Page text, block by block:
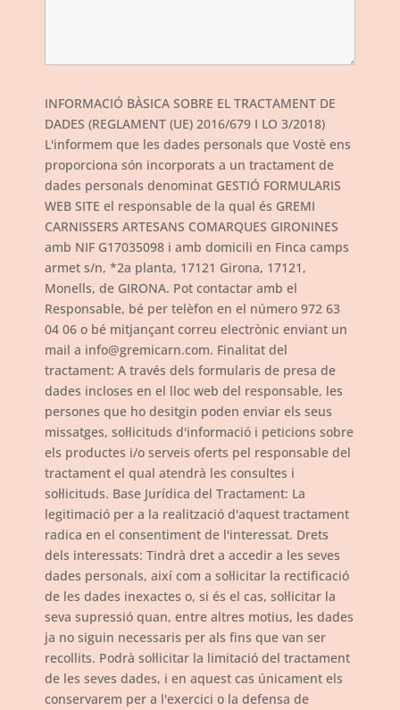
INFORMACIÓ BÀSICA SOBRE EL TRACTAMENT DE
DADES (REGLAMENT (UE) 2016/679 I LO 3/2018)
L'informem que les dades personals que Vostè ens
proporciona són incorporats a un tractament de
dades personals denominat GESTIÓ FORMULARIS
WEB SITE el responsable de la qual és GREMI
CARNISSERS ARTESANS COMARQUES GIRONINES
amb NIF G17035098 i amb domicili en Finca camps
armet s/n, *2a planta, 17121 Girona, 17121,
Monells, de GIRONA. Pot contactar amb el
Responsable, bé per telèfon en el número 972 63
04 06 o bé mitjançant correu electrònic enviant un
mail a info@gremicarn.com. Finalitat del
tractament: A través dels formularis de presa de
dades incloses en el lloc web del responsable, les
persones que ho desitgin poden enviar els seus
missatges, sol·licituds d'informació i peticions sobre
els productes i/o serveis oferts pel responsable del
tractament el qual atendrà les consultes i
sol·licituds. Base Jurídica del Tractament: La
legitimació per a la realització d'aquest tractament
radica en el consentiment de l'interessat. Drets
dels interessats: Tindrà dret a accedir a les seves
dades personals, així com a sol·licitar la rectificació
de les dades inexactes o, si és el cas, sol·licitar la
seva supressió quan, entre altres motius, les dades
ja no siguin necessaris per als fins que van ser
recollits. Podrà sol·licitar la limitació del tractament
de les seves dades, i en aquest cas únicament els
conservarem per a l'exercici o la defensa de